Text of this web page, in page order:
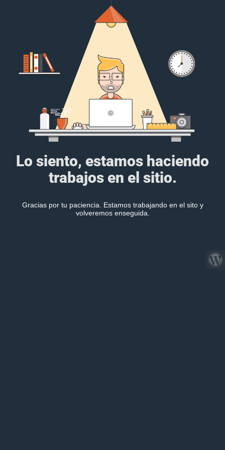
Lo siento, estamos haciendo
trabajos en el sitio.
Gracias por tu paciencia. Estamos trabajando en el sito y
volveremos enseguida.